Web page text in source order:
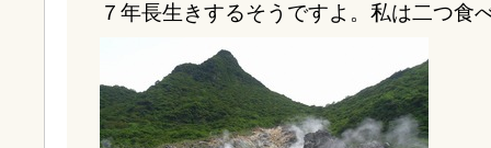
７年長生きするそうですよ。私は二つ食